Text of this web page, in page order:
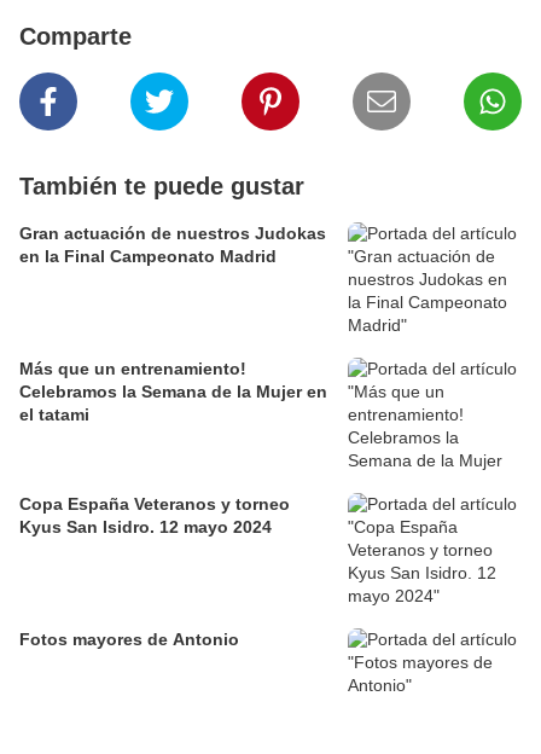
Comparte
También te puede gustar
Gran actuación de nuestros Judokas
en la Final Campeonato Madrid
Más que un entrenamiento!
Celebramos la Semana de la Mujer en
el tatami
Copa España Veteranos y torneo
Kyus San Isidro. 12 mayo 2024
Fotos mayores de Antonio